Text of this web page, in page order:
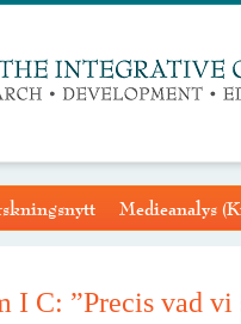
Medieanalys
I C: ”Precis vad vi